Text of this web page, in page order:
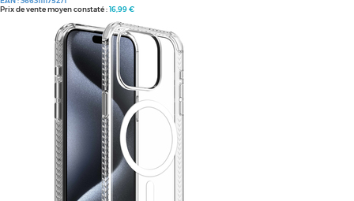
Prix de vente moyen constaté :16,99 €